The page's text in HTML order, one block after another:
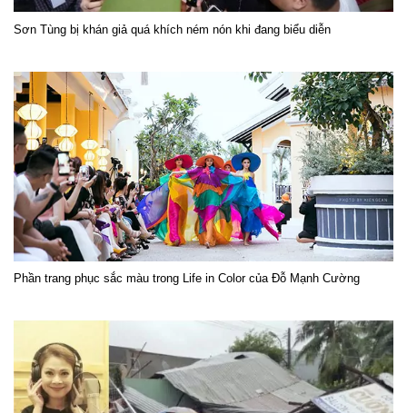
Sơn Tùng bị khán giả quá khích ném nón khi đang biểu diễn
Phần trang phục sắc màu trong Life in Color của Đỗ Mạnh Cường